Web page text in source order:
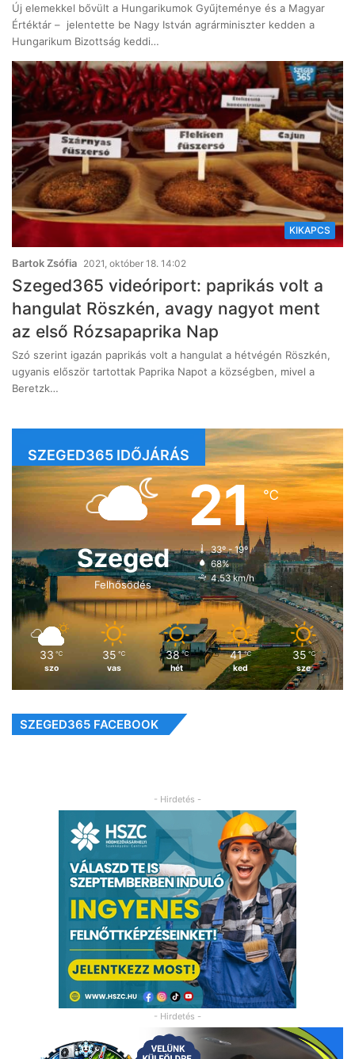
Új elemekkel bővült a Hungarikumok Gyűjteménye és a Magyar
Értéktár – jelentette be Nagy István agrárminiszter kedden a
Hungarikum Bizottság keddi…
KIKAPCS
Bartok Zsófia 2021, október 18. 14:02
Szeged365 videóriport: paprikás volt a
hangulat Röszkén, avagy nagyot ment
az első Rózsapaprika Nap
Szó szerint igazán paprikás volt a hangulat a hétvégén Röszkén,
ugyanis először tartottak Paprika Napot a községben, mivel a
Beretzk…
SZEGED365 IDŐJÁRÁS
Szeged
Felhősödés
21℃
33º - 19º
68%
4.53 km/h
33 ℃
szo
35 ℃
vas
38 ℃
hét
41 ℃
ked
35 ℃
sze
SZEGED365 FACEBOOK
- Hirdetés -
- Hirdetés -